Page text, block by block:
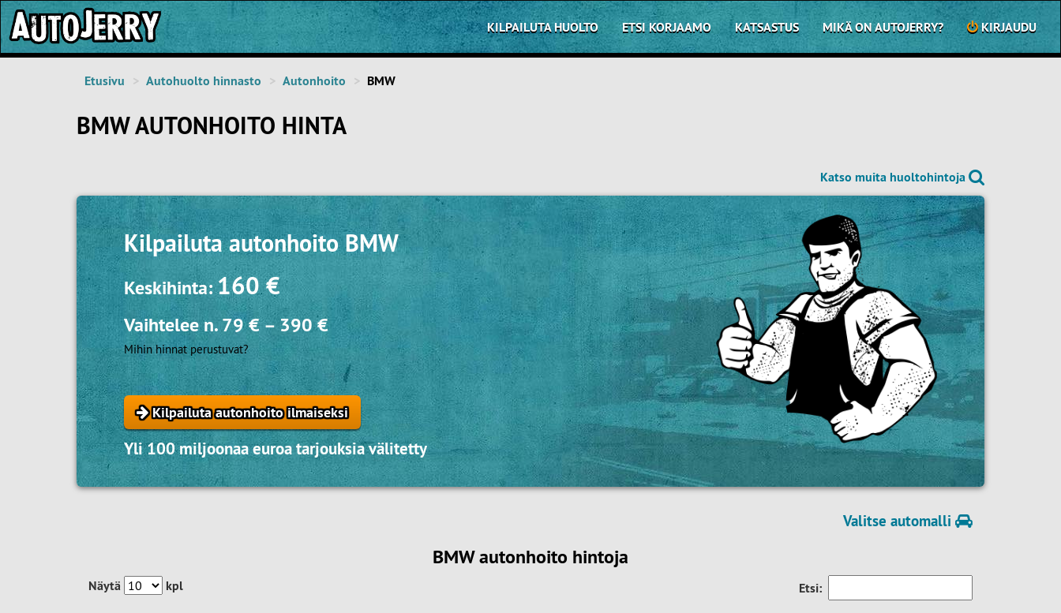
KILPAILUTA HUOLTO ETSI KORJAAMO KATSASTUS MIKÄ ON AUTOJERRY? KIRJAUDU
Etusivu Autohuolto hinnasto Autonhoito BMW
BMW AUTONHOITO HINTA
Katso muita huoltohintoja
Kilpailutaautonhoito BMW
Keskihinta:160 €
Vaihtelee n.79 €– 390 €
Mihin hinnat perustuvat?
Kilpailuta autonhoito ilmaiseksi
Yli 100 miljoonaa euroa tarjouksia välitetty
Valitse automalli
BMW autonhoito hintoja
Näytä kpl Etsi: